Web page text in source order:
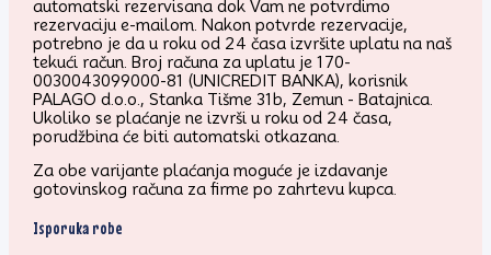
automatski rezervisana dok Vam ne potvrdimo
rezervaciju e-mailom. Nakon potvrde rezervacije,
potrebno je da u roku od 24 časa izvršite uplatu na naš
tekući račun. Broj računa za uplatu je 170-
0030043099000-81 (UNICREDIT BANKA), korisnik
PALAGO d.o.o., Stanka Tišme 31b, Zemun - Batajnica.
Ukoliko se plaćanje ne izvrši u roku od 24 časa,
porudžbina će biti automatski otkazana.
Za obe varijante plaćanja moguće je izdavanje
gotovinskog računa za firme po zahrtevu kupca.
Isporuka robe